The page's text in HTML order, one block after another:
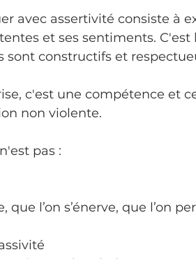
avec assertivité consiste à
et ses sentiments.
sont constructifs et
c'est une compétence et
non violente.
pas :
que l’on s’énerve, que l’on